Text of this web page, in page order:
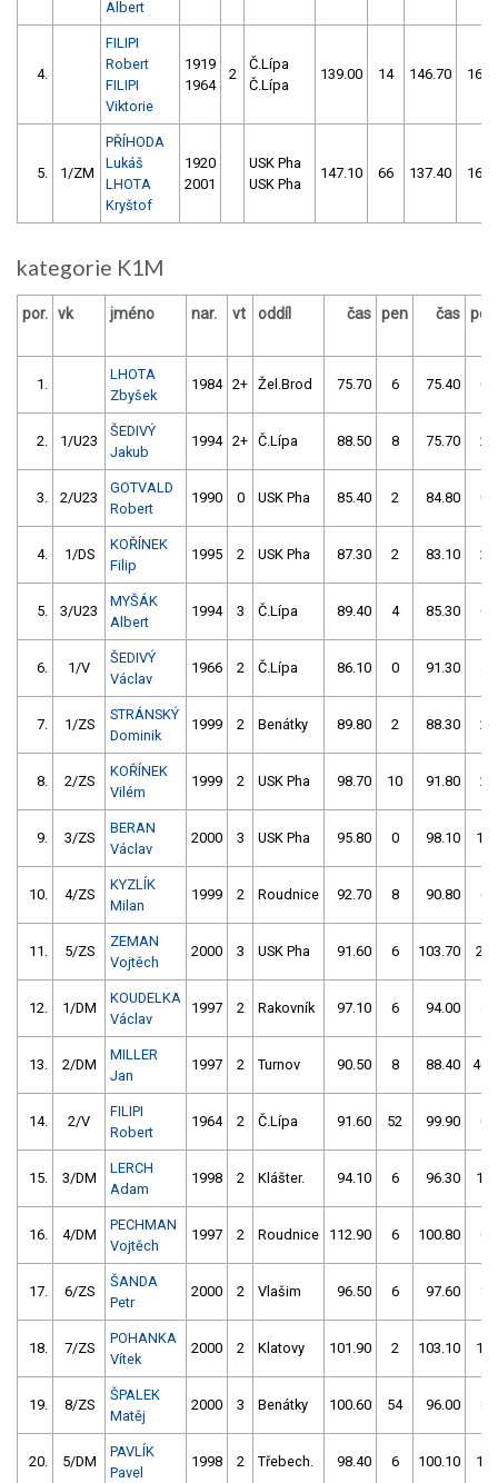
Albert
4.
FILIPI
Robert
FILIPI
Viktorie
1919
1964
2
Č.Lípa
Č.Lípa
139.00 14 146.70 16
5. 1/ZM
PŘÍHODA
Lukáš
LHOTA
Kryštof
1920
2001
USK Pha
USK Pha
147.10 66 137.40 16
kategorie K1M
por. vk jméno nar. vt oddíl čas pen čas pen
1.
LHOTA
Zbyšek
1984 2+ Žel.Brod 75.70 6 75.40 0
2. 1/U23
ŠEDIVÝ
Jakub
1994 2+ Č.Lípa 88.50 8 75.70 2
3. 2/U23
GOTVALD
Robert
1990 0 USK Pha 85.40 2 84.80 0
4. 1/DS
KOŘÍNEK
Filip
1995 2 USK Pha 87.30 2 83.10 2
5. 3/U23
MYŠÁK
Albert
1994 3 Č.Lípa 89.40 4 85.30 0
6. 1/V
ŠEDIVÝ
Václav
1966 2 Č.Lípa 86.10 0 91.30 4
7. 1/ZS
STRÁNSKÝ
Dominik
1999 2 Benátky 89.80 2 88.30 2
8. 2/ZS
KOŘÍNEK
Vilém
1999 2 USK Pha 98.70 10 91.80 2
9. 3/ZS
BERAN
Václav
2000 3 USK Pha 95.80 0 98.10 10
10. 4/ZS
KYZLÍK
Milan
1999 2 Roudnice 92.70 8 90.80 6
11. 5/ZS
ZEMAN
Vojtěch
2000 3 USK Pha 91.60 6 103.70 20
12. 1/DM
KOUDELKA
Václav
1997 2 Rakovník 97.10 6 94.00 4
13. 2/DM
MILLER
Jan
1997 2 Turnov 90.50 8 88.40 404
14. 2/V
FILIPI
Robert
1964 2 Č.Lípa 91.60 52 99.90 0
15. 3/DM
LERCH
Adam
1998 2 Klášter. 94.10 6 96.30 10
16. 4/DM
PECHMAN
Vojtěch
1997 2 Roudnice 112.90 6 100.80 0
17. 6/ZS
ŠANDA
Petr
2000 2 Vlašim 96.50 6 97.60 8
18. 7/ZS
POHANKA
Vítek
2000 2 Klatovy 101.90 2 103.10 10
19. 8/ZS
ŠPALEK
Matěj
2000 3 Benátky 100.60 54 96.00 8
20. 5/DM
PAVLÍK
Pavel
1998 2 Třebech. 98.40 6 100.10 10